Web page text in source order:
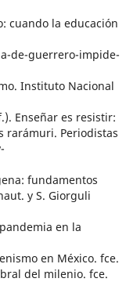
cuando la educación
de-guerrero-impide-
Instituto Nacional
Enseñar es resistir:
rarámuri. Periodistas
fundamentos
y S. Giorguli
en la
en México. fce.
del milenio. fce.